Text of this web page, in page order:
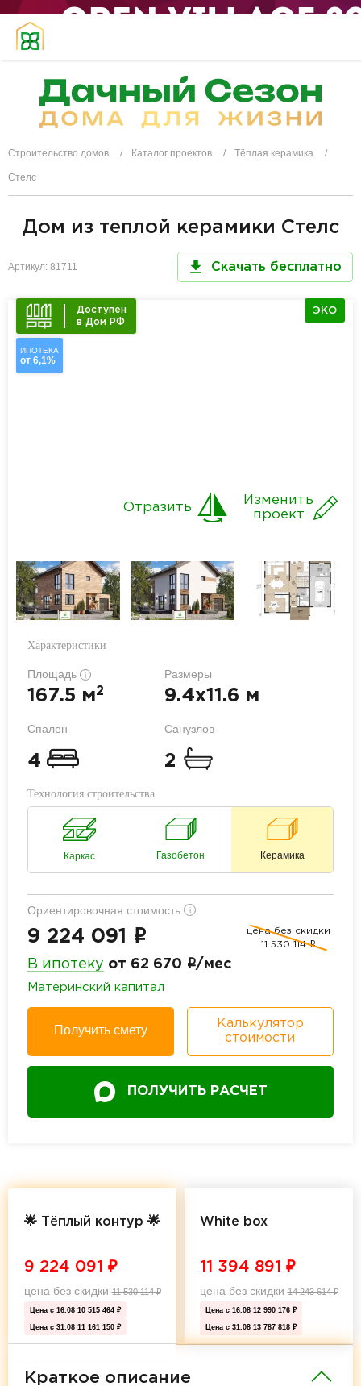
Строительство домов Каталог проектов Тёплая керамика
Стелс
Дом из теплой керамики Стелс
Артикул: 81711 Скачать бесплатно
Доступен
в Дом РФ
ИПОТЕКА
от 6,1%
ЭКО
Изменить
проект
Отразить
Характеристики
Площадь i
167.5 м2
Размеры
9.4x11.6 м
Спален
4
Санузлов
2
Технология строительства
Каркас Газобетон Керамика
Ориентировочная стоимость i
9 224 091 i
цена без скидки
11 530 114 i
В ипотеку от 62 670 i/мес
Материнский капитал
Получить смету
Калькулятор
стоимости
ПОЛУЧИТЬ РАСЧЕТ
🌟 Тёплый контур 🌟
9 224 091 ₽
цена без скидки11 530 114₽
Цена с 16.08 10 515 464 ₽
Цена с 31.08 11 161 150 ₽
White box
11 394 891 ₽
цена без скидки14 243 614₽
Цена с 16.08 12 990 176 ₽
Цена с 31.08 13 787 818 ₽
Краткое описание